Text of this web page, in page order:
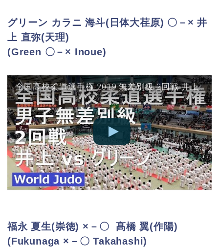
グリーン カラニ 海斗(日体大荏原) 〇－× 井
上 直弥(天理)
(Green 〇－× Inoue)
全国高校柔道選手権 2019 無差別級 2回戦 井上 vs グリーン JUDO
福永 夏生(崇徳) ×－〇 髙橋 翼(作陽)
(Fukunaga ×－〇 Takahashi)